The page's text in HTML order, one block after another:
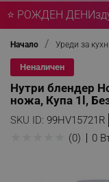
⭐ РОЖДЕН ДЕН
Начало Уреди за
Неналичен
Нутри блендер
ножа, Купа 1l,
SKU ID: 99HV15721R
(0) 0